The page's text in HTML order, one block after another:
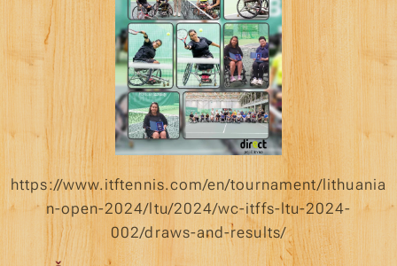
https://www.itftennis.com/en/tournament/lithuania
n-open-2024/ltu/2024/wc-itffs-ltu-2024-
002/draws-and-results/